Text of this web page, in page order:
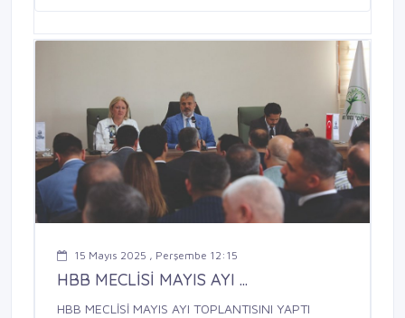
15 Mayıs 2025 , Perşembe 12:15
HBB MECLİSİ MAYIS AYI ...
HBB MECLİSİ MAYIS AYI TOPLANTISINI YAPTI